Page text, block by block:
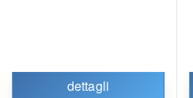
dettagli